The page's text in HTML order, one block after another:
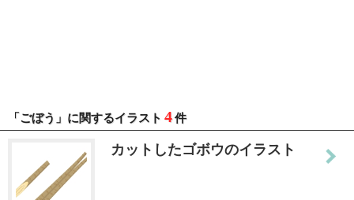
「ごぼう」に関するイラスト 4件
カットしたゴボウのイラスト